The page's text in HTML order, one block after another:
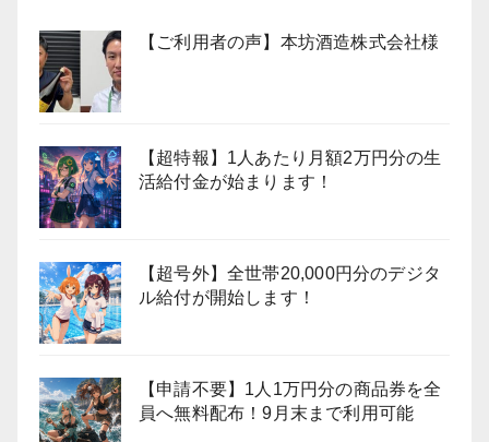
【ご利用者の声】本坊酒造株式会社様
【超特報】1人あたり月額2万円分の生
活給付金が始まります！
【超号外】全世帯20,000円分のデジタ
ル給付が開始します！
【申請不要】1人1万円分の商品券を全
員へ無料配布！9月末まで利用可能